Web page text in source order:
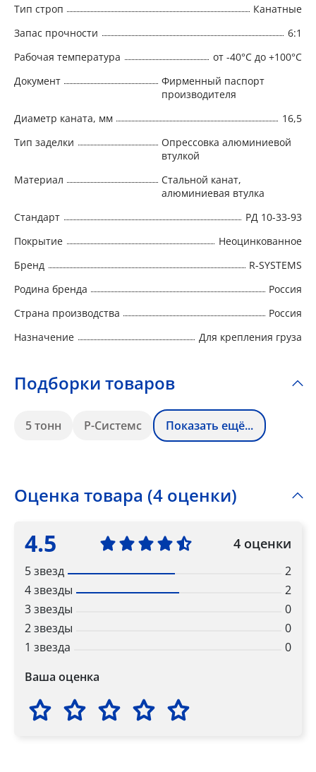
Тип строп
Канатные
Запас прочности
6:1
Рабочая температура
от -40°C до +100°C
Документ
Фирменный паспорт
производителя
Диаметр каната, мм
16,5
Тип заделки
Опрессовка алюминиевой
втулкой
Материал
Стальной канат,
алюминиевая втулка
Стандарт
РД 10-33-93
Покрытие
Неоцинкованное
Бренд
R-SYSTEMS
Родина бренда
Россия
Страна производства
Россия
Назначение
Для крепления груза
Подборки товаров
5 тонн Р-Системс Показать ещё...
Оценка товара (4 оценки)
4.5 4 оценки
5 звезд
2
4 звезды
2
3 звезды
0
2 звезды
0
1 звезда
0
Ваша оценка